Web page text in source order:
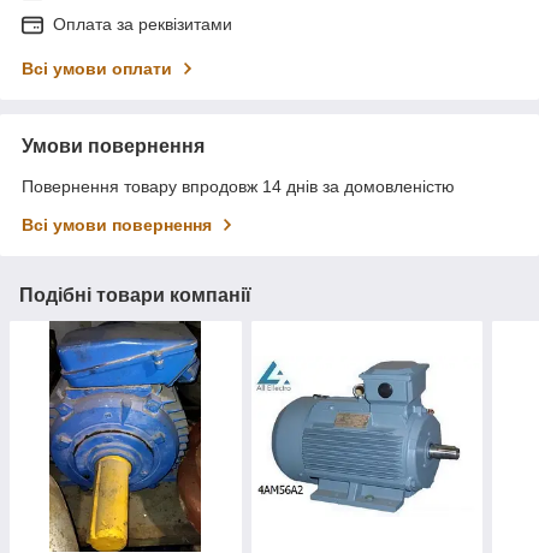
Оплата за реквізитами
Всі умови оплати
Умови повернення
Повернення товару впродовж 14 днів за домовленістю
Всі умови повернення
Подібні товари компанії